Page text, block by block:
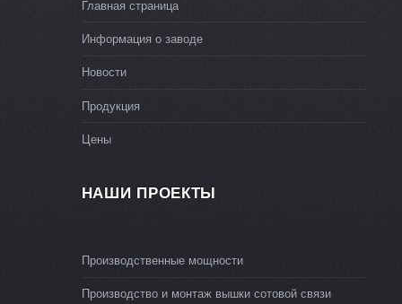
Главная страница
Информация о заводе
Новости
Продукция
Цены
НАШИ ПРОЕКТЫ
Производственные мощности
Производство и монтаж вышки сотовой связи